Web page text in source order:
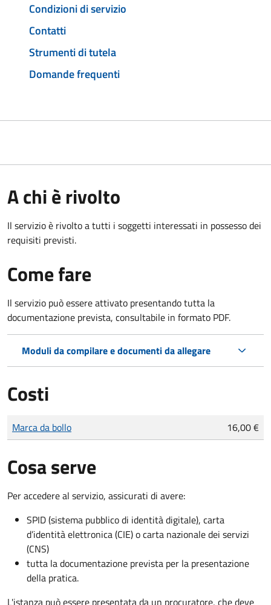
Condizioni di servizio
Contatti
Strumenti di tutela
Domande frequenti
A chi è rivolto
Il servizio è rivolto a tutti i soggetti interessati in possesso dei
requisiti previsti.
Come fare
Il servizio può essere attivato presentando tutta la
documentazione prevista, consultabile in formato PDF.
Moduli da compilare e documenti da allegare
Costi
Tipo di pagamento
Importo
Marca da bollo 16,00 €
Cosa serve
Per accedere al servizio, assicurati di avere:
SPID (sistema pubblico di identità digitale), carta
d’identità elettronica (CIE) o carta nazionale dei servizi
(CNS)
tutta la documentazione prevista per la presentazione
della pratica.
L'istanza può essere presentata da un procuratore, che deve